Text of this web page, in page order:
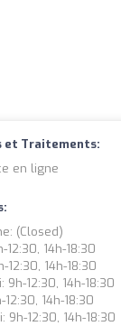
et Traitements:
en ligne
(closed)
12:30, 14h-18:30
12:30, 14h-18:30
9h-12:30, 14h-18:30
12:30, 14h-18:30
9h-12:30, 14h-18:30